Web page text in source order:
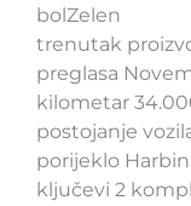
bolZelen
trenutak
preglasa
kilometar
postojanje
porijeklo Harbin
ključevi 2